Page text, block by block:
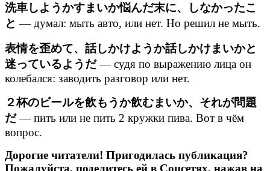
洗車しようかすまいか悩んだ末に、しなかったこ
と — думал: мыть авто, или нет. Но решил не мыть.
表情を歪めて、話しかけようか話しかけまいかと
迷っているようだ— судя по выражению лица он
колебался: заводить разговор или нет.
２杯のビールを飲もうか飲むまいか、それが問題
だ— пить или не пить 2 кружки пива. Вот в чём
вопрос.
Дорогие читатели! Пригодилась публикация?
Пожалуйста, поделитесь ей в Соцсетях, нажав на